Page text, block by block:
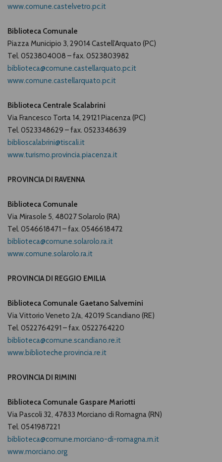
www.comune.castelvetro.pc.it
Biblioteca Comunale
Piazza Municipio 3, 29014 Castell’Arquato (PC)
Tel. 0523804008 – fax. 0523803982
biblioteca@comune.castellarquato.pc.it
www.comune.castellarquato.pc.it
Biblioteca Centrale Scalabrini
Via Francesco Torta 14, 29121 Piacenza (PC)
Tel. 0523348629 – fax. 0523348639
biblioscalabrini@tiscali.it
www.turismo.provincia.piacenza.it
PROVINCIA DI RAVENNA
Biblioteca Comunale
Via Mirasole 5, 48027 Solarolo (RA)
Tel. 0546618471 – fax. 0546618472
biblioteca@comune.solarolo.ra.it
www.comune.solarolo.ra.it
PROVINCIA DI REGGIO EMILIA
Biblioteca Comunale Gaetano Salvemini
Via Vittorio Veneto 2/a, 42019 Scandiano (RE)
Tel. 0522764291 – fax. 0522764220
biblioteca@comune.scandiano.re.it
www.biblioteche.provincia.re.it
PROVINCIA DI RIMINI
Biblioteca Comunale Gaspare Mariotti
Via Pascoli 32, 47833 Morciano di Romagna (RN)
Tel. 0541987221
biblioteca@comune.morciano-di-romagna.rn.it
www.morciano.org